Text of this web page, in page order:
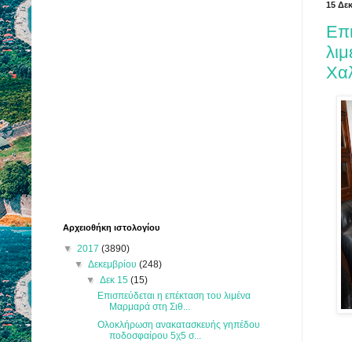
15
Αρχειοθήκη ιστολογίου
▼ 2017 (3890)
▼Δεκεμβρίου(248)
▼ Δεκ 15 (15)
Επισπεύδεται η επέκταση του λιμένα
Μαρμαρά στη Σιθ...
Ολοκλήρωση ανακατασκευής γηπέδου
ποδοσφαίρου 5χ5 σ...